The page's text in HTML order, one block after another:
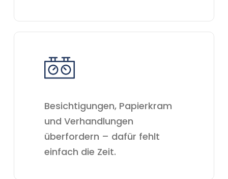
Besichtigungen, Papierkram
und Verhandlungen
überfordern – dafür fehlt
einfach die Zeit.